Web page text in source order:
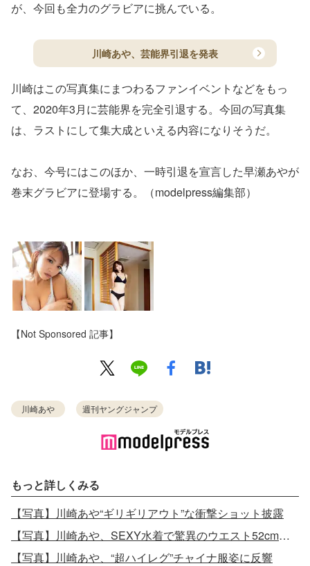
が、今回も全力のグラビアに挑んでいる。
川崎あや、芸能界引退を発表
川崎はこの写真集にまつわるファンイベントなどをもっ
て、2020年3月に芸能界を完全引退する。今回の写真集
は、ラストにして集大成といえる内容になりそうだ。
なお、今号にはこのほか、一時引退を宣言した早瀬あやが
巻末グラビアに登場する。（modelpress編集部）
【Not Sponsored 記事】
川崎あや 週刊ヤングジャンプ
もっと詳しくみる
【写真】川崎あや“ギリギリアウト”な衝撃ショット披露
【写真】川崎あや、SEXY水着で驚異のウエスト52cmあらわ キープ法に迫る
【写真】川崎あや、“超ハイレグ”チャイナ服姿に反響